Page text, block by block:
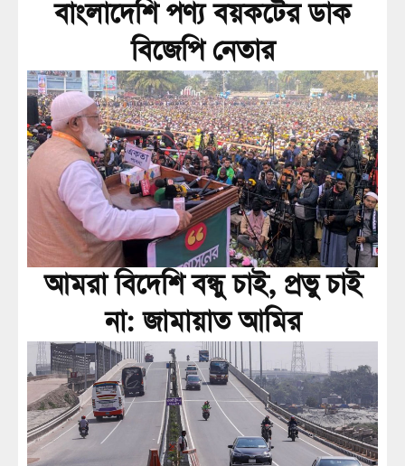
বাংলাদেশি পণ্য বয়কটের ডাক
বিজেপি নেতার
আমরা বিদেশি বন্ধু চাই, প্রভু চাই
না: জামায়াত আমির